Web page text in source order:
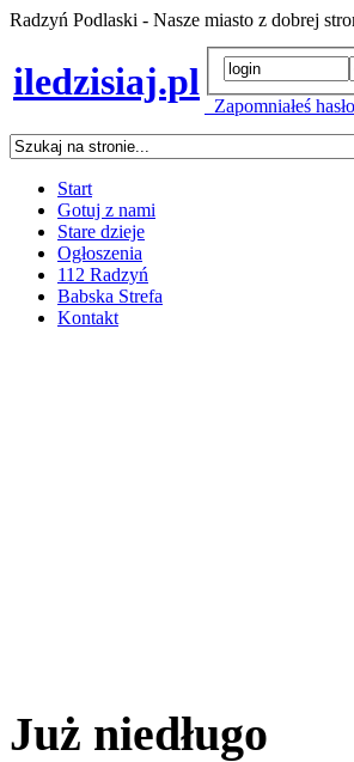
Radzyń Podlaski - Nasze miasto z dobrej
iledzisiaj.pl
Zapomniałeś
Start
Gotuj z nami
Stare dzieje
Ogłoszenia
112 Radzyń
Babska Strefa
Kontakt
Już niedługo